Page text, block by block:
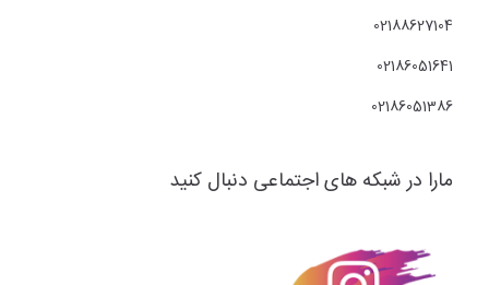
02188627104
02186051641
02186051386
مارا در شبکه های اجتماعی دنبال کنید